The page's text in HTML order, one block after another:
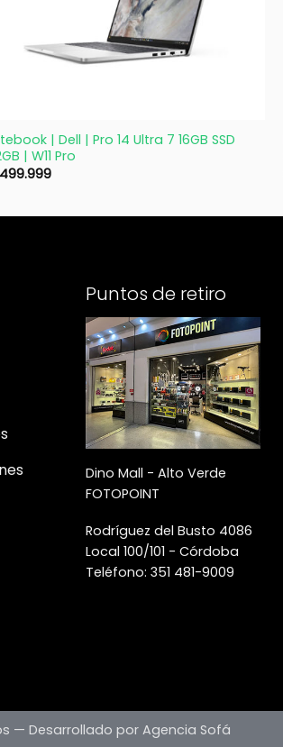
| Dell | Pro 14 Ultra 7 16GB SSD
| W11 Pro
Puntos de retiro
Dino Mall - Alto Verde
FOTOPOINT
Rodríguez del Busto 4086
Local 100/101 - Córdoba
Teléfono: 351 481-9009
— Desarrollado por Agencia Sofá